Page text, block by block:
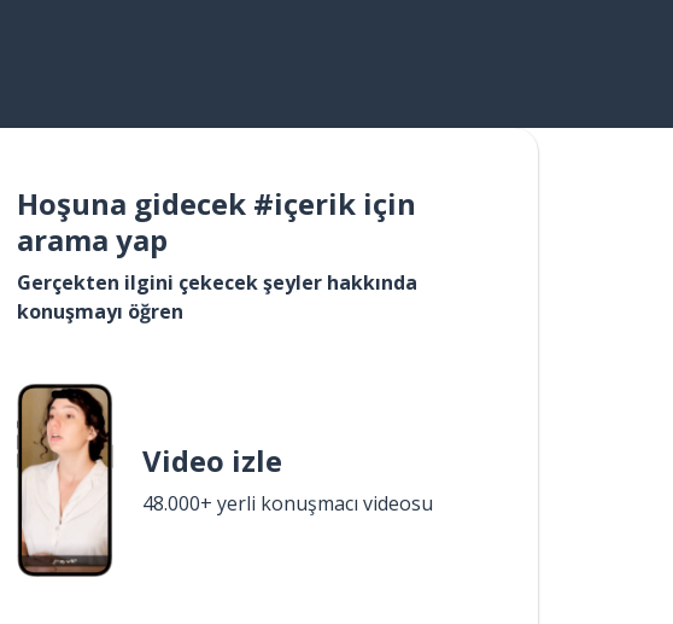
Hoşuna gidecek #içerik için
arama yap
Gerçekten ilgini çekecek şeyler hakkında
konuşmayı öğren
Video izle
48.000+ yerli konuşmacı videosu